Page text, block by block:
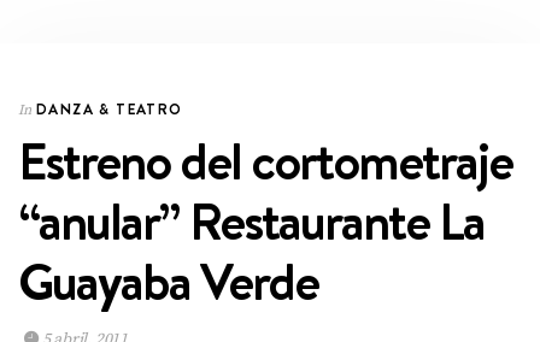
In DANZA & TEATRO
Estreno del cortometraje
“anular” Restaurante La
Guayaba Verde